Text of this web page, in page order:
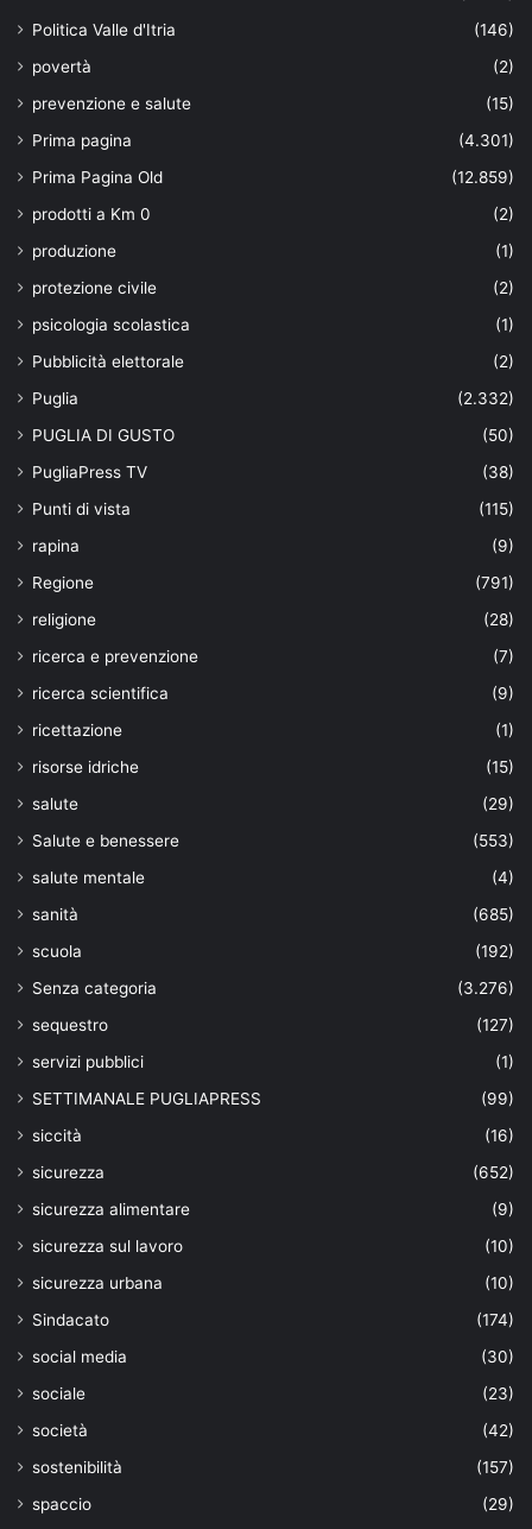
Politica Valle d'Itria
(146)
povertà
(2)
prevenzione e salute
(15)
Prima pagina
(4.301)
Prima Pagina Old
(12.859)
prodotti a Km 0
(2)
produzione
(1)
protezione civile
(2)
psicologia scolastica
(1)
Pubblicità elettorale
(2)
Puglia
(2.332)
PUGLIA DI GUSTO
(50)
PugliaPress TV
(38)
Punti di vista
(115)
rapina
(9)
Regione
(791)
religione
(28)
ricerca e prevenzione
(7)
ricerca scientifica
(9)
ricettazione
(1)
risorse idriche
(15)
salute
(29)
Salute e benessere
(553)
salute mentale
(4)
sanità
(685)
scuola
(192)
Senza categoria
(3.276)
sequestro
(127)
servizi pubblici
(1)
SETTIMANALE PUGLIAPRESS
(99)
siccità
(16)
sicurezza
(652)
sicurezza alimentare
(9)
sicurezza sul lavoro
(10)
sicurezza urbana
(10)
Sindacato
(174)
social media
(30)
sociale
(23)
società
(42)
sostenibilità
(157)
spaccio
(29)